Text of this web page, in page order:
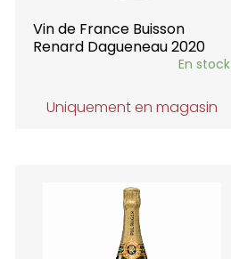
Vin de France Buisson
Renard Dagueneau 2020
En stock
Uniquement en magasin